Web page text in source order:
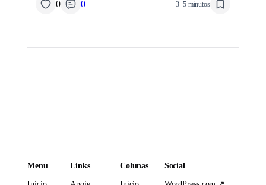
0
0 3–5 minutos
Menu Links Colunas Social